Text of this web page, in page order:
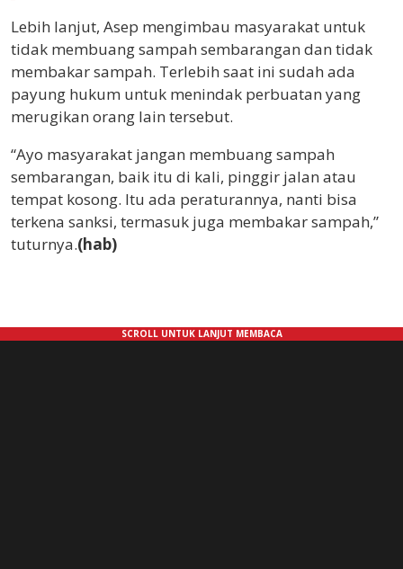
Lebih lanjut, Asep mengimbau masyarakat untuk
tidak membuang sampah sembarangan dan tidak
membakar sampah. Terlebih saat ini sudah ada
payung hukum untuk menindak perbuatan yang
merugikan orang lain tersebut.
“Ayo masyarakat jangan membuang sampah
sembarangan, baik itu di kali, pinggir jalan atau
tempat kosong. Itu ada peraturannya, nanti bisa
terkena sanksi, termasuk juga membakar sampah,”
tuturnya.(hab)